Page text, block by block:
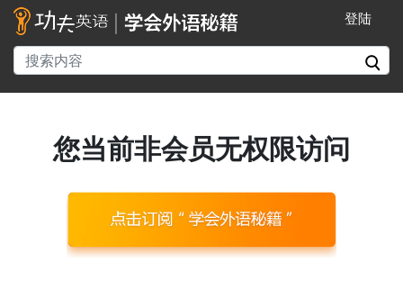
登陆
您当前非会员无权限访问